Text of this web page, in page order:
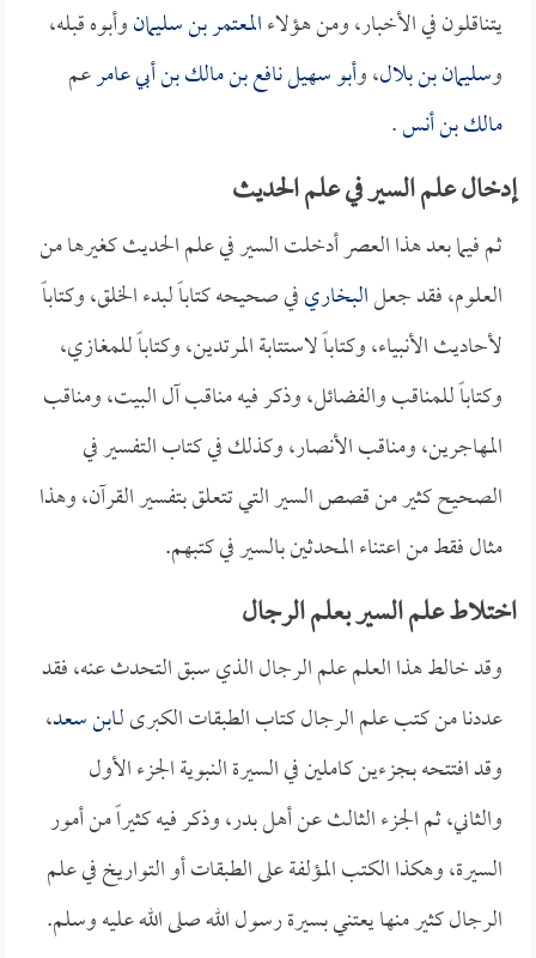
يتناقلون في الأخبار، ومن هؤلاءالمعتمر بن سليمانوأبوه قبله،
وسليمان بن بلال، وأبو سهيل نافع بن مالك بن أبي عامرعم
مالك بن أنس.
إدخال علم السير في علم الحديث
ثم فيما بعد هذا العصر أدخلت السير في علم الحديث كغيرها من
العلوم، فقد جعلالبخاريفي صحيحه كتاباً لبدء الخلق، وكتاباً
لأحاديث الأنبياء، وكتاباً لاستتابة المرتدين، وكتاباً للمغازي،
وكتاباً للمناقب والفضائل، وذكر فيه مناقب آل البيت، ومناقب
المهاجرين، ومناقب الأنصار، وكذلك في كتاب التفسير في
الصحيح كثير من قصص السير التي تتعلق بتفسير القرآن، وهذا
مثال فقط من اعتناء المحدثين بالسير في كتبهم.
اختلاط علم السير بعلم الرجال
وقد خالط هذا العلم علم الرجال الذي سبق التحدث عنه، فقد
عددنا من كتب علم الرجال كتاب الطبقات الكبرى لـابن سعد،
وقد افتتحه بجزءين كاملين في السيرة النبوية الجزء الأول
والثاني، ثم الجزء الثالث عن أهل بدر، وذكر فيه كثيراً من أمور
السيرة، وهكذا الكتب المؤلفة على الطبقات أو التواريخ في علم
الرجال كثير منها يعتني بسيرة رسول الله صلى الله عليه وسلم.